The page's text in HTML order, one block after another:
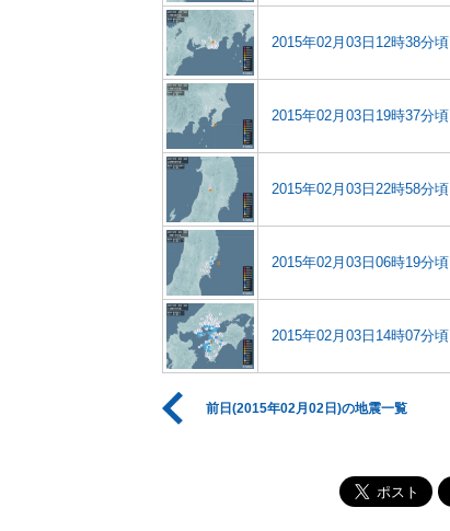
2015年02月03日12時38分頃
2015年02月03日19時37分頃
2015年02月03日22時58分頃
2015年02月03日06時19分頃
2015年02月03日14時07分頃
前日(2015年02月02日)の地震一覧